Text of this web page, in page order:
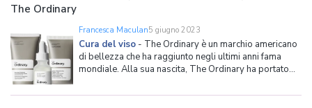
The Ordinary
Francesca Maculan5 giugno 2023
Cura del viso - The Ordinary è un marchio americano
di bellezza che ha raggiunto negli ultimi anni fama
mondiale. Alla sua nascita, The Ordinary ha portato
e del make-up, soprattutto grazie alla sua filosofia